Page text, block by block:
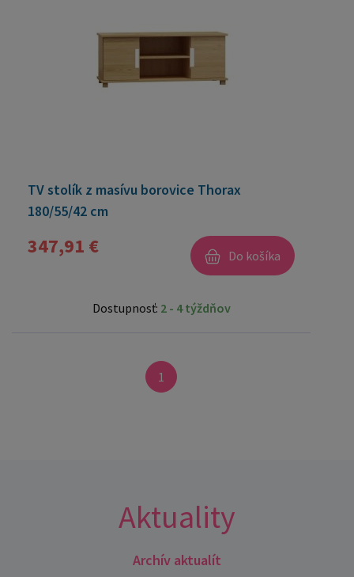
TV stolík z masívu borovice Thorax
180/55/42 cm
347,91 € Do košíka
Dostupnosť: 2 - 4 týždňov
1
Aktuality
Archív aktualít